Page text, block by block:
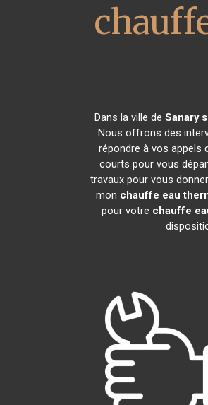
Dans la ville de Sanary
Nous offrons des
répondre à vos appels
courts pour vous
travaux pour vous
mon chauffe eau
pour votre chauffe